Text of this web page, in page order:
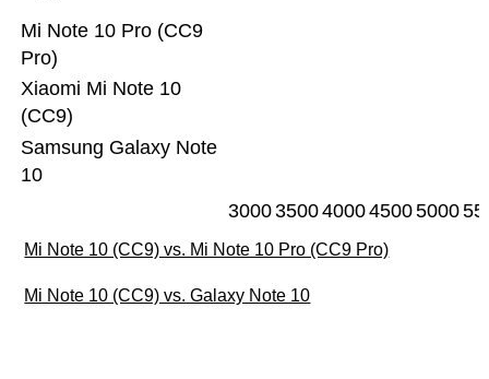
Samsung Galaxy Note
10
Xiaomi Mi Note 10
(CC9)
Mi Note 10 Pro (CC9
Pro)
30003500400045005000
Mi Note 10 (CC9) vs. Mi Note 10 Pro (CC9 Pro)
Mi Note 10 (CC9) vs. Galaxy Note 10